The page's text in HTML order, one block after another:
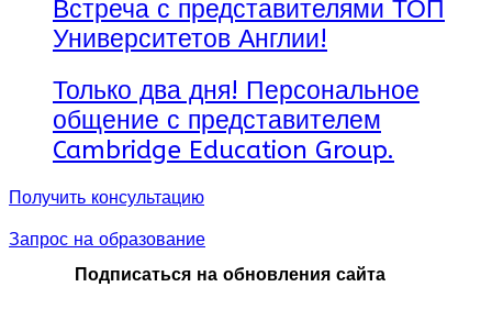
по следующим программам:
Diploma in Customer
стажировкой co-op в
Канаде)
Diploma in Business
Communication (без и
со стажировкой co-op)
Встреча с представителями ТОП
Университетов Англии!
Только два дня! Персональное
общение с представителем
Cambridge Education Group.
Получить консультацию
Запрос на образование
Подписаться на обновления сайта